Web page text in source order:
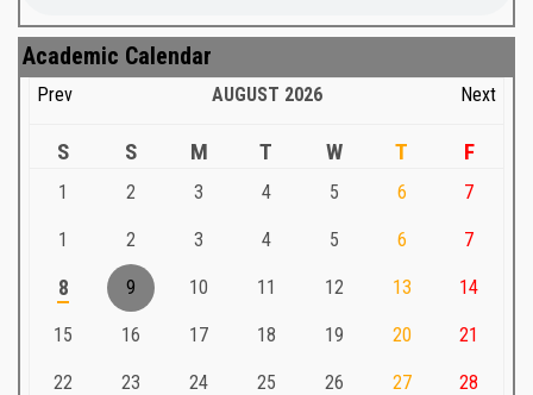
Academic Calendar
Prev AUGUST 2026 Next
S S M T W T F
1 2 3 4 5 6 7
1 2 3 4 5 6 7
8 9 10 11 12 13 14
15 16 17 18 19 20 21
22 23 24 25 26 27 28